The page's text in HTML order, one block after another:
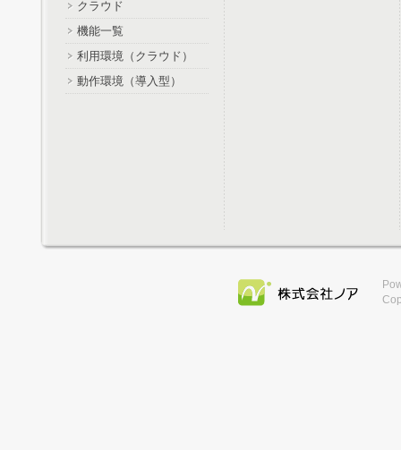
クラウド
機能一覧
利用環境（クラウド）
動作環境（導入型）